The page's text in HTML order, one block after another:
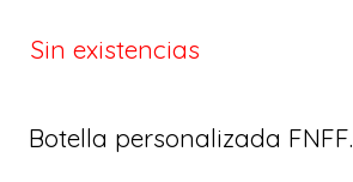
Sin existencias
Botella personalizada FNFF.